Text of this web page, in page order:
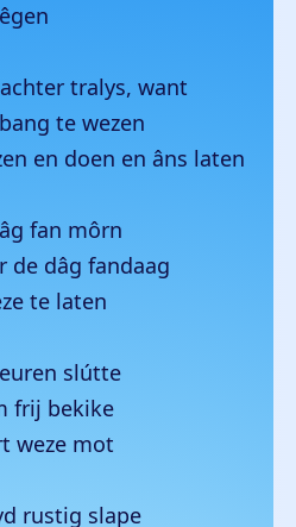
tralys, want
te wezen
en doen en âns laten
fan môrn
de dâg fandaag
te laten
slútte
frij bekike
weze mot
rustig slape